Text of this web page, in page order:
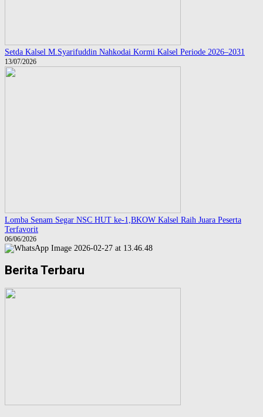
Setda Kalsel M.Syarifuddin Nahkodai Kormi Kalsel Periode 2026–2031
13/07/2026
Lomba Senam Segar NSC HUT ke-1,BKOW Kalsel Raih Juara Peserta
Terfavorit
06/06/2026
Berita Terbaru